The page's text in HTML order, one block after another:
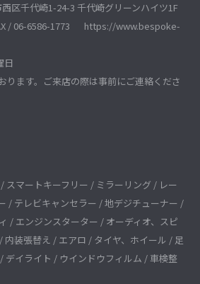
区千代崎1-24-3 千代崎グリーンハイツ1F
/ 06-6586-1773
https://www.bespoke-
日
ります。ご来店の際は事前にご連絡くださ
スマートキーフリー / ミラーリング / レー
/ テレビキャンセラー / 地デジチューナー /
/ エンジンスターター / オーディオ、スピ
内装張替え / エアロ / タイヤ、ホイール / 足
デイライト / ウインドウフィルム / 車検整